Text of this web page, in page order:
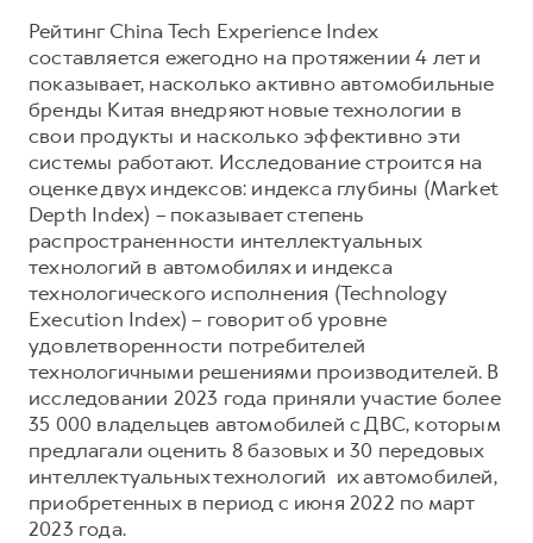
HAVAL Лизинг
АКСЕССУАРЫ HAVAL
Автомобильные аксессуары
Коллекция CITY
Коллекция Базовая
Коллекция Детская
Автомобильные аксессуары
Коллекция CITY
Коллекция Базовая
Коллекция Детская
Рейтинг China Tech Experience Index
составляется ежегодно на протяжении 4 лет и
показывает, насколько активно автомобильные
бренды Китая внедряют новые технологии в
свои продукты и насколько эффективно эти
системы работают. Исследование строится на
оценке двух индексов: индекса глубины (Market
Depth Index) – показывает степень
распространенности интеллектуальных
технологий в автомобилях и индекса
технологического исполнения (Technology
Execution Index) – говорит об уровне
удовлетворенности потребителей
технологичными решениями производителей. В
исследовании 2023 года приняли участие более
35 000 владельцев автомобилей с ДВС, которым
предлагали оценить 8 базовых и 30 передовых
интеллектуальных технологий их автомобилей,
приобретенных в период с июня 2022 по март
2023 года.